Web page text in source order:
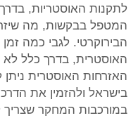
לתקנות האוסטריות,
המטפל בבקשות, מה
הבירוקרטי. לגבי כמה
האוסטרית, בדרך כלל
האזרחות האוסטרית
בישראל ולהזמין את
במורכבות המחקר